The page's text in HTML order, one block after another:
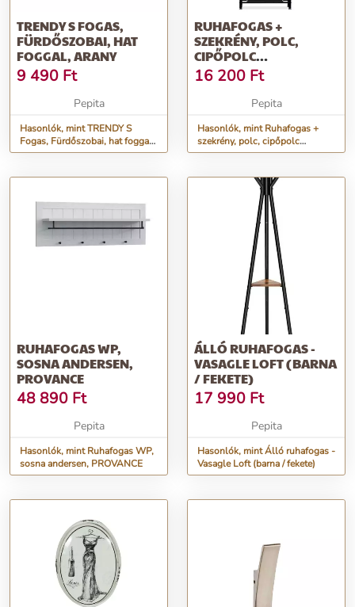
TRENDY S FOGAS,
FÜRDŐSZOBAI, HAT
FOGGAL, ARANY
9 490 Ft
Pepita
Hasonlók, mint TRENDY S
Fogas, Fürdőszobai, hat foggal,
arany
RUHAFOGAS +
SZEKRÉNY, POLC,
CIPŐPOLC
MODERNHOME
16 200 Ft
Pepita
Hasonlók, mint Ruhafogas +
szekrény, polc, cipőpolc
ModernHome
RUHAFOGAS WP,
SOSNA ANDERSEN,
PROVANCE
48 890 Ft
Pepita
Hasonlók, mint Ruhafogas WP,
sosna andersen, PROVANCE
ÁLLÓ RUHAFOGAS -
VASAGLE LOFT (BARNA
/ FEKETE)
17 990 Ft
Pepita
Hasonlók, mint Álló ruhafogas -
Vasagle Loft (barna / fekete)